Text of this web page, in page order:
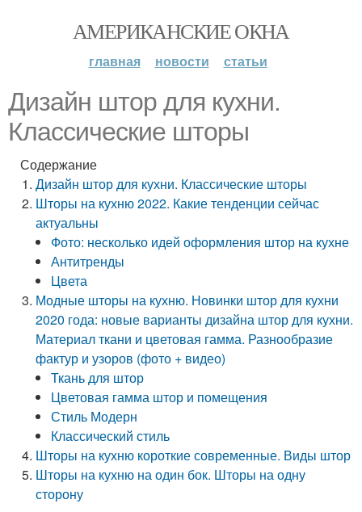
АМЕРИКАНСКИЕ ОКНА
главная новости статьи
Дизайн штор для кухни.
Классические шторы
Содержание
Дизайн штор для кухни. Классические шторы
Шторы на кухню 2022. Какие тенденции сейчас
актуальны
Фото: несколько идей оформления штор на кухне
Антитренды
Цвета
Модные шторы на кухню. Новинки штор для кухни
2020 года: новые варианты дизайна штор для кухни.
Материал ткани и цветовая гамма. Разнообразие
фактур и узоров (фото + видео)
Ткань для штор
Цветовая гамма штор и помещения
Стиль Модерн
Классический стиль
Шторы на кухню короткие современные. Виды штор
Шторы на кухню на один бок. Шторы на одну
сторону